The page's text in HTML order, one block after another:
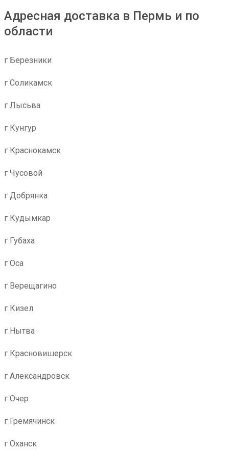
Адресная доставка в Пермь и по
области
г Березники
г Соликамск
г Лысьва
г Кунгур
г Краснокамск
г Чусовой
г Добрянка
г Кудымкар
г Губаха
г Оса
г Верещагино
г Кизел
г Нытва
г Красновишерск
г Александровск
г Очер
г Гремячинск
г Оханск